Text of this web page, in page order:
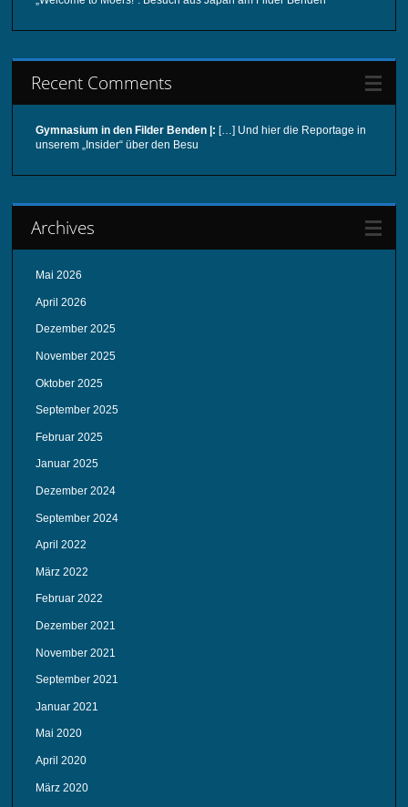
Recent Comments
Gymnasium in den Filder Benden |: […] Und hier die Reportage in
unserem „Insider“ über den Besu
Archives
Mai 2026
April 2026
Dezember 2025
November 2025
Oktober 2025
September 2025
Februar 2025
Januar 2025
Dezember 2024
September 2024
April 2022
März 2022
Februar 2022
Dezember 2021
November 2021
September 2021
Januar 2021
Mai 2020
April 2020
März 2020